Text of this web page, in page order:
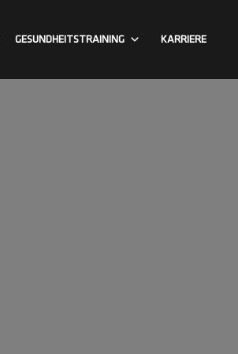
GESUNDHEITSTRAINING KARRIERE